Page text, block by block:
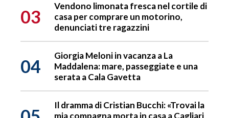
03
Vendono limonata fresca nel cortile di
casa per comprare un motorino,
denunciati tre ragazzini
04
Giorgia Meloni in vacanza a La
Maddalena: mare, passeggiate e una
serata a Cala Gavetta
Il dramma di Cristian Bucchi: «Trovai la
mia compagna morta in casa a Cagliari